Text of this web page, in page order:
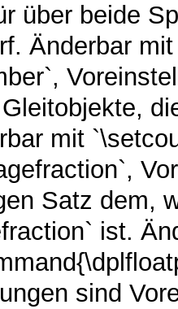
über beide
Änderbar
mit
Satz dem,
ist.
sind